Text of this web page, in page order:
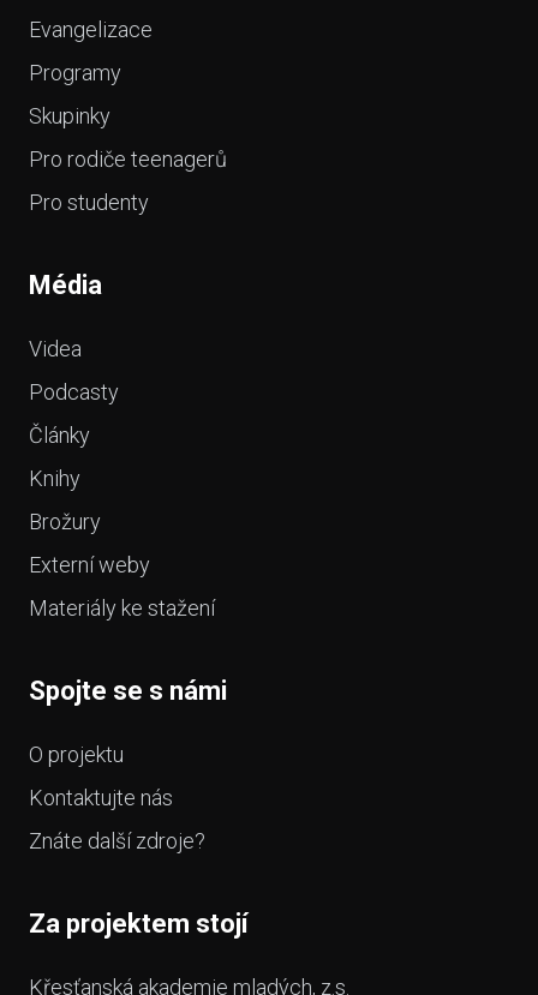
Evangelizace
Programy
Skupinky
Pro rodiče teenagerů
Pro studenty
Média
Videa
Podcasty
Články
Knihy
Brožury
Externí weby
Materiály ke stažení
Spojte se s námi
O projektu
Kontaktujte nás
Znáte další zdroje?
Za projektem stojí
Křesťanská akademie mladých, z.s.